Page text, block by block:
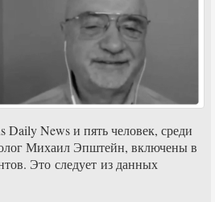
Daily News и пять человек, среди
Михаил Эпштейн, включены в
Это следует из данных